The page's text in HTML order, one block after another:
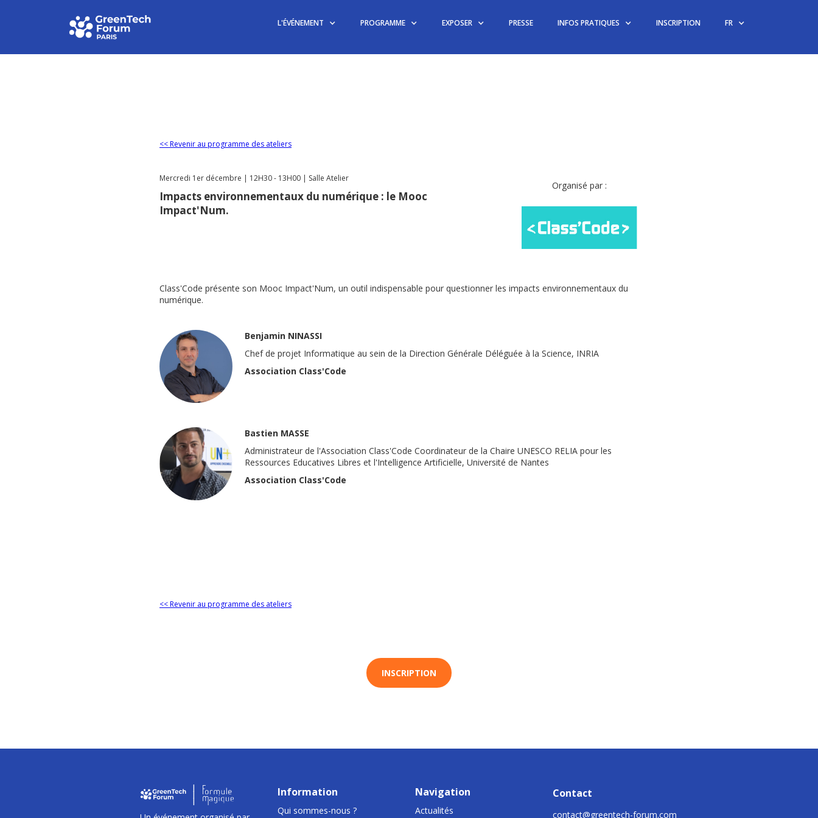
L'ÉVÉNEMENT PROGRAMME EXPOSER PRESSE INFOS PRATIQUES INSCRIPTION FR
<< Revenir au programme des ateliers
Mercredi 1er décembre | 12H30 - 13H00 | Salle Atelier
Impacts environnementaux du numérique : le Mooc
Impact'Num.
Organisé par :
Class'Code présente son Mooc Impact'Num, un outil indispensable pour questionner les impacts environnementaux du
numérique.
Benjamin NINASSI
Chef de projet Informatique au sein de la Direction Générale Déléguée à la Science, INRIA
Association Class'Code
Bastien MASSE
Administrateur de l'Association Class'Code Coordinateur de la Chaire UNESCO RELIA pour les
Ressources Educatives Libres et l'Intelligence Artificielle, Université de Nantes
Association Class'Code
<< Revenir au programme des ateliers
INSCRIPTION
I
II
Information
Qui sommes-nous ?
Navigation
Actualités
Contact
contact@greentech-forum.com